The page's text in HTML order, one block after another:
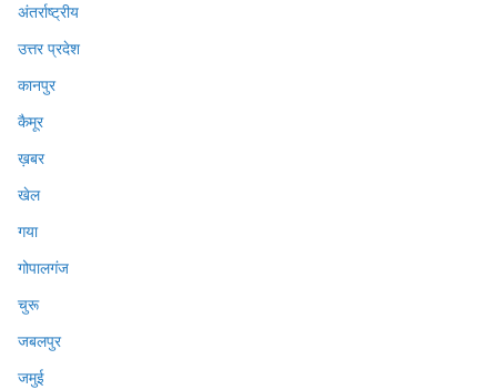
अंतर्राष्ट्रीय
उत्तर प्रदेश
कानपुर
कैमूर
ख़बर
खेल
गया
गोपालगंज
चुरू
जबलपुर
जमुई